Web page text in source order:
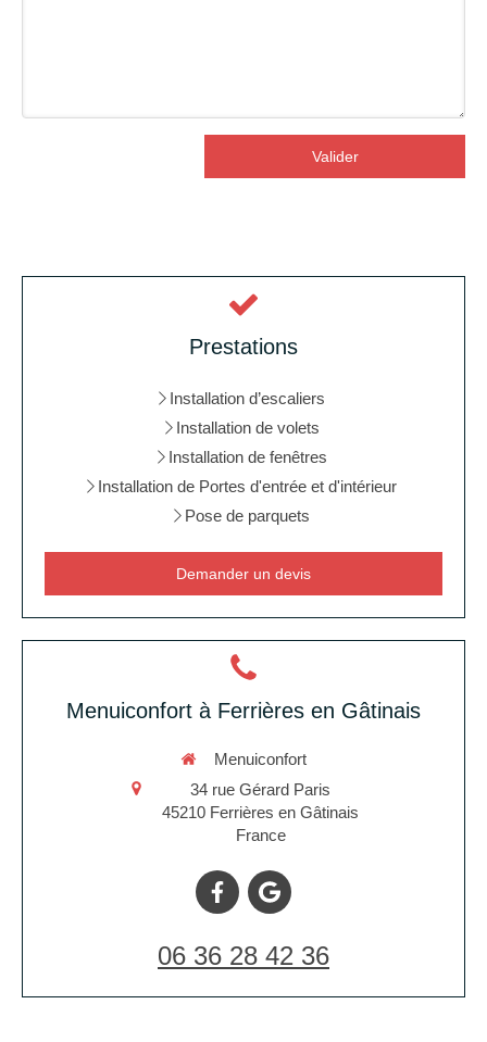
Valider
Prestations
Installation d’escaliers
Installation de volets
Installation de fenêtres
Installation de Portes d'entrée et d'intérieur
Pose de parquets
Demander un devis
Menuiconfort à Ferrières en Gâtinais
Menuiconfort
34 rue Gérard Paris
45210 Ferrières en Gâtinais
France
06 36 28 42 36